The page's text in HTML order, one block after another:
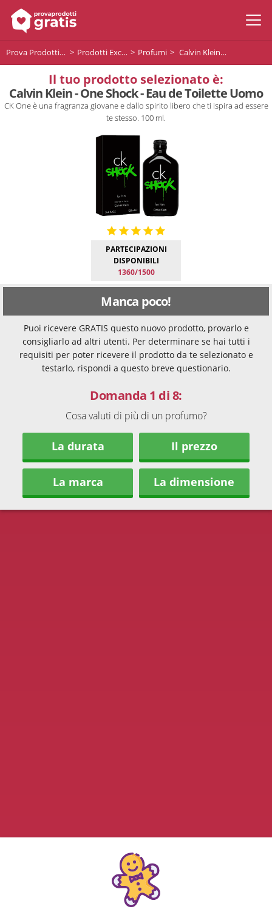
Prova Prodotti Gratis Prodotti Exclusive Profumi Calvin Klein - One Shock - Eau de Toilette Uomo
Il tuo prodotto selezionato è:
Calvin Klein - One Shock - Eau de Toilette Uomo
CK One è una fragranza giovane e dallo spirito libero che ti ispira ad essere
te stesso. 100 ml.
PARTECIPAZIONI
DISPONIBILI
1360/1500
Manca poco!
Puoi ricevere GRATIS questo nuovo prodotto, provarlo e
consigliarlo ad altri utenti. Per determinare se hai tutti i
requisiti per poter ricevere il prodotto da te selezionato e
testarlo, rispondi a questo breve questionario.
Domanda 1 di 8:
Cosa valuti di più di un profumo?
La durata Il prezzo
La marca La dimensione